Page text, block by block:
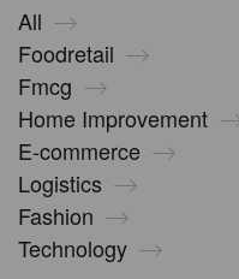
All
Foodretail
Fmcg
Home Improvement
E-commerce
Logistics
Fashion
Technology